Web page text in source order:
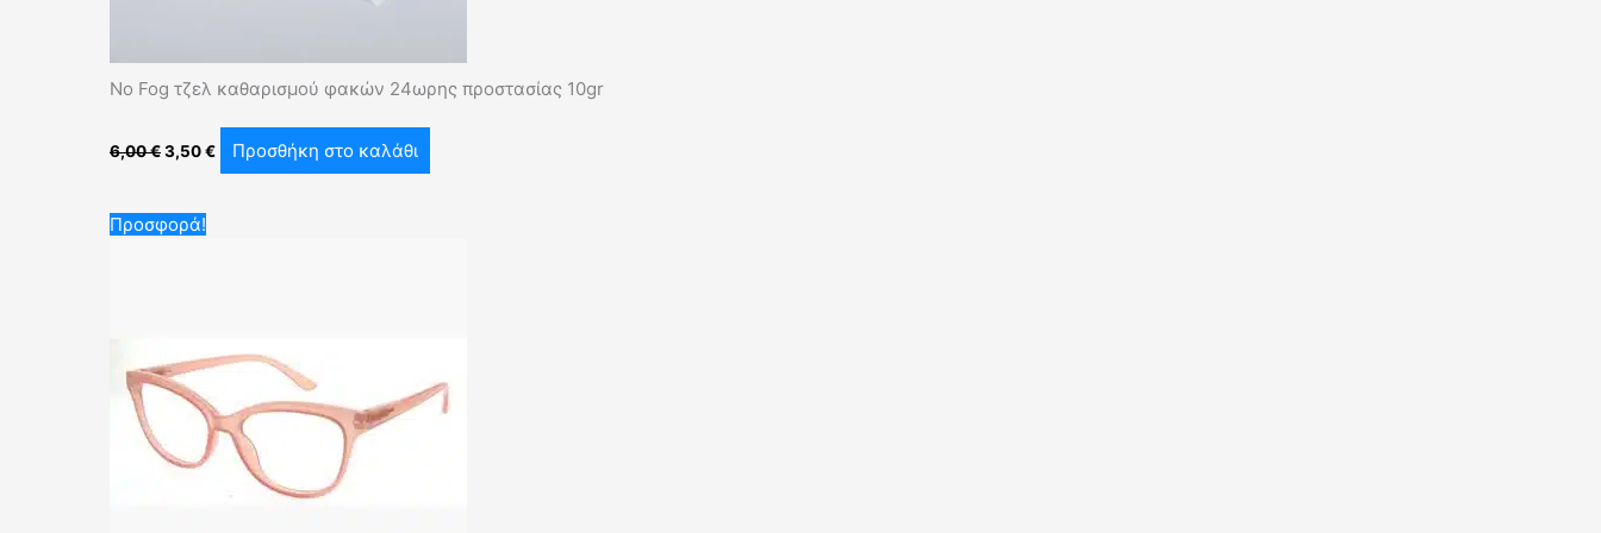
No Fog τζελ καθαρισμού φακών 24ωρης προστασίας 10gr
6,00€3,50€ Προσθήκη στο καλάθι
Προσφορά!
Original
price